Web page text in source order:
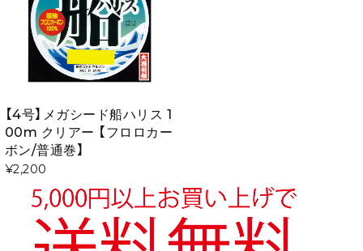
【4号】メガシード船ハリス 1
00m クリアー 【フロロカー
ボン/普通巻】
¥2,200